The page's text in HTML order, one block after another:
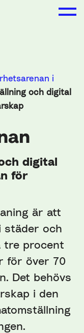
i
och digital
digital
för
är att
städer och
tre procent
för över 70
Det behövs
i den